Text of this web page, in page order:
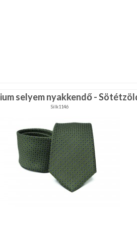
selyem nyakkendő -
Silk1146